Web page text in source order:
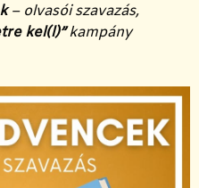
– olvasói szavazás,
kel(l)”kampány